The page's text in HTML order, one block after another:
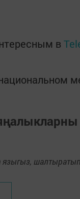
в
шалтыратып